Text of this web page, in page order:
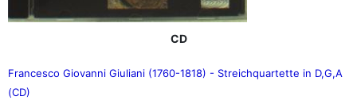
CD
Francesco Giovanni Giuliani (1760-1818) - Streichquartette in D,G,A
(CD)